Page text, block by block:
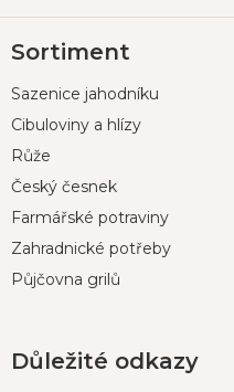
á
a
Sortiment
Sazenice jahodníku
Cibuloviny a hlízy
Růže
Český česnek
Farmářské potraviny
Zahradnické potřeby
Půjčovna grilů
Důležité odkazy